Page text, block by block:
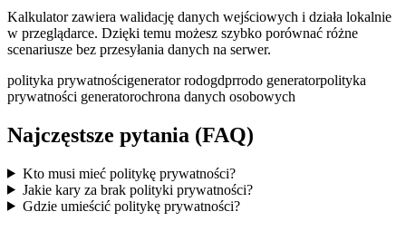
Kalkulator zawiera walidację danych wejściowych i działa lokalnie
w przeglądarce. Dzięki temu możesz szybko porównać różne
scenariusze bez przesyłania danych na serwer.
polityka prywatnościgenerator rodogdprrodo generatorpolityka
prywatności generatorochrona danych osobowych
Najczęstsze pytania (FAQ)
Kto musi mieć politykę prywatności?
Jakie kary za brak polityki prywatności?
Gdzie umieścić politykę prywatności?